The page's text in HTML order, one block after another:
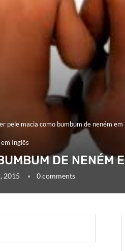
pele macia como bumbum de neném em
Inglês
DE NENÉM
2015 0 comments